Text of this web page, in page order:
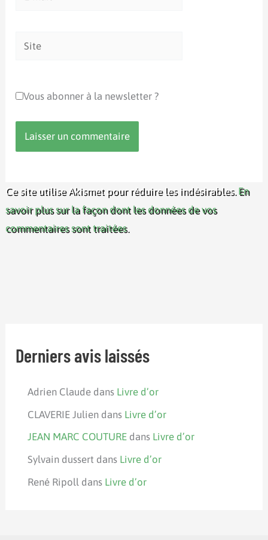
Site
Vous abonner à la newsletter ?
Ce site utilise Akismet pour réduire les indésirables. En
savoir plus sur la façon dont les données de vos
commentaires sont traitées.
Derniers avis laissés
Adrien Claude dans Livre d’or
CLAVERIE Julien dans Livre d’or
JEAN MARC COUTURE dans Livre d’or
Sylvain dussert dans Livre d’or
René Ripoll dans Livre d’or